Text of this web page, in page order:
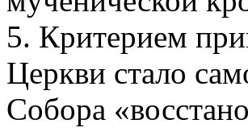
5. Критерием
Церкви стало
Собора